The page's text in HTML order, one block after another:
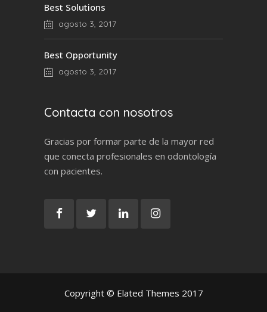
Best Solutions
agosto 3, 2017
Best Opportunity
agosto 3, 2017
Contacta con nosotros
Gracias por formar parte de la mayor red
que conecta profesionales en odontología
con pacientes.
Copyright © Elated Themes 2017